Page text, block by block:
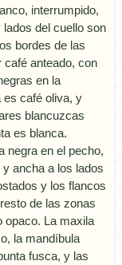
interrumpido,
del cuello son
bordes de las
anteado, con
en la
es café oliva, y
blancuzcas
es blanca.
negra en el pecho,
ancha a los lados
y los flancos
de las zonas
opaco. La maxila
la mandí­bula
fusca, y las